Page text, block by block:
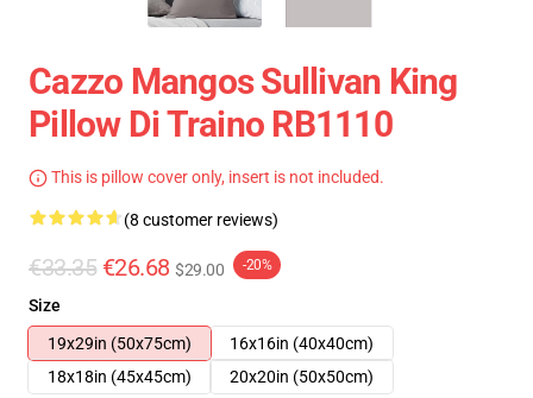
Cazzo Mangos Sullivan King
Pillow Di Traino RB1110
This is pillow cover only, insert is not included.
(8 customer reviews)
€33.35 €26.68 $29.00 -20%
Size
19x29in (50x75cm)
16x16in (40x40cm)
18x18in (45x45cm)
20x20in (50x50cm)